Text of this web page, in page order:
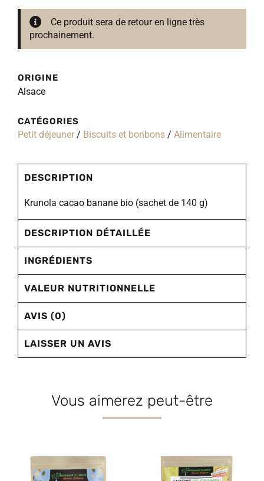
Ce produit sera de retour en ligne très
prochainement.
ORIGINE
Alsace
CATÉGORIES
Petit déjeuner / Biscuits et bonbons / Alimentaire
DESCRIPTION
Krunola cacao banane bio (sachet de 140 g)
DESCRIPTION DÉTAILLÉE
INGRÉDIENTS
VALEUR NUTRITIONNELLE
AVIS (0)
LAISSER UN AVIS
Vous aimerez peut-être